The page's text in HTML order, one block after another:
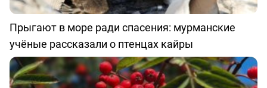
Прыгают в море ради спасения: мурманские
учёные рассказали о птенцах кайры